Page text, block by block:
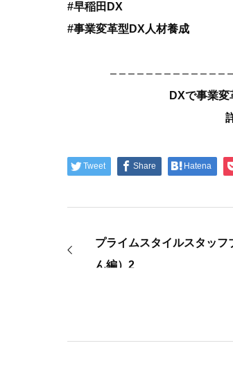
#早稲田DX
#事業変革型DX人材養成
– – – – – – – – – – – – –
DXで事業
Tweet Share Hatena
プライムスタイルスタッフ
ん編）2